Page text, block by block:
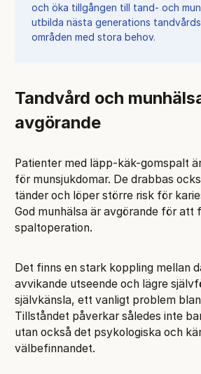
och öka tillgången till tand- och
utbilda nästa generations
områden med stora behov.
Tandvård och
avgörande
Patienter med läpp-käk-gomspalt
för munsjukdomar. De drabbas
tänder och löper större risk för
God munhälsa är avgörande för att
spaltoperation.
Det finns en stark koppling mellan
avvikande utseende och lägre
självkänsla, ett vanligt problem
Tillståndet påverkar således inte
utan också det psykologiska och
välbefinnandet.